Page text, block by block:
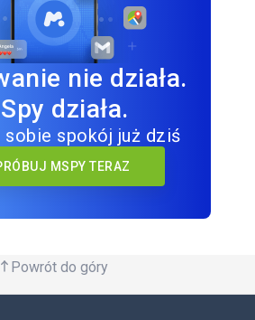
nie działa.
działa.
sobie spokój już dziś
MSPY TERAZ
Powrót do góry